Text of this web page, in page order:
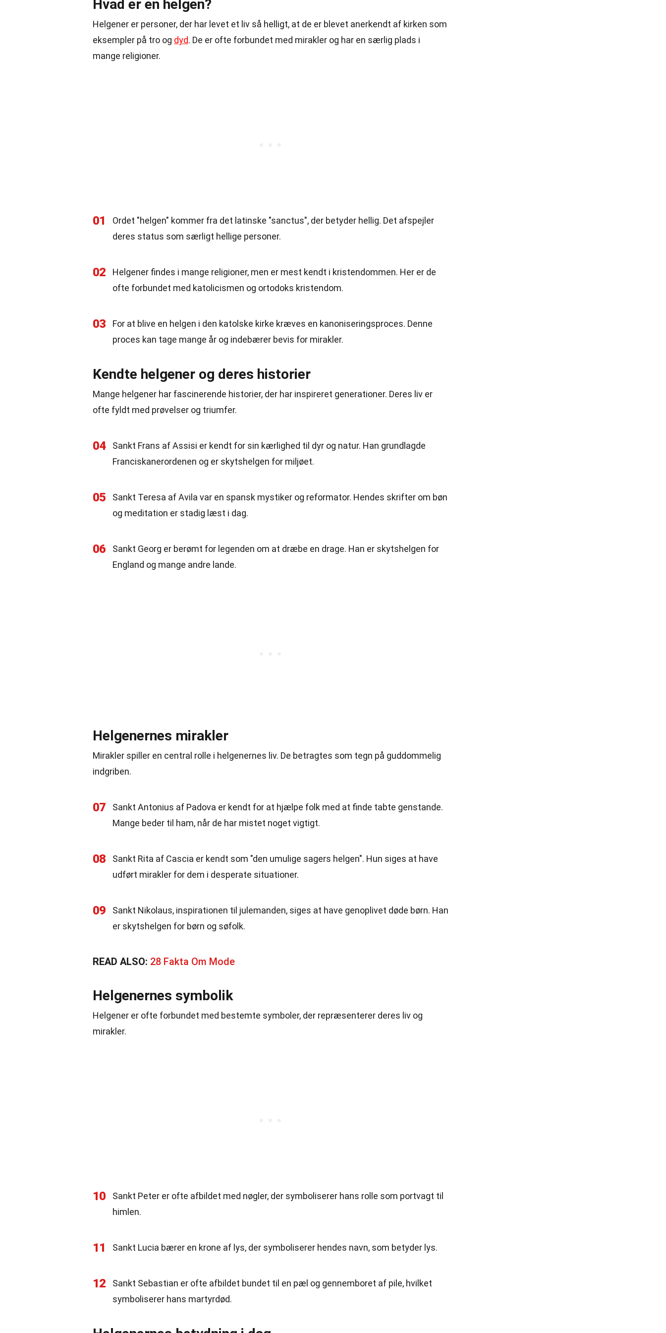
Hvad er en helgen?
Helgener er personer, der har levet et liv så helligt, at de er blevet anerkendt af kirken som
eksempler på tro og dyd. De er ofte forbundet med mirakler og har en særlig plads i
mange religioner.
01
Ordet "helgen" kommer fra det latinske "sanctus", der betyder hellig. Det afspejler
deres status som særligt hellige personer.
02
Helgener findes i mange religioner, men er mest kendt i kristendommen. Her er de
ofte forbundet med katolicismen og ortodoks kristendom.
03
For at blive en helgen i den katolske kirke kræves en kanoniseringsproces. Denne
proces kan tage mange år og indebærer bevis for mirakler.
Kendte helgener og deres historier
Mange helgener har fascinerende historier, der har inspireret generationer. Deres liv er
ofte fyldt med prøvelser og triumfer.
04
Sankt Frans af Assisi er kendt for sin kærlighed til dyr og natur. Han grundlagde
Franciskanerordenen og er skytshelgen for miljøet.
05
Sankt Teresa af Avila var en spansk mystiker og reformator. Hendes skrifter om bøn
og meditation er stadig læst i dag.
06
Sankt Georg er berømt for legenden om at dræbe en drage. Han er skytshelgen for
England og mange andre lande.
Helgenernes mirakler
Mirakler spiller en central rolle i helgenernes liv. De betragtes som tegn på guddommelig
indgriben.
07
Sankt Antonius af Padova er kendt for at hjælpe folk med at finde tabte genstande.
Mange beder til ham, når de har mistet noget vigtigt.
08
Sankt Rita af Cascia er kendt som "den umulige sagers helgen". Hun siges at have
udført mirakler for dem i desperate situationer.
09
Sankt Nikolaus, inspirationen til julemanden, siges at have genoplivet døde børn. Han
er skytshelgen for børn og søfolk.
READ ALSO: 28 Fakta Om Mode
Helgenernes symbolik
Helgener er ofte forbundet med bestemte symboler, der repræsenterer deres liv og
mirakler.
10
Sankt Peter er ofte afbildet med nøgler, der symboliserer hans rolle som portvagt til
himlen.
11 Sankt Lucia bærer en krone af lys, der symboliserer hendes navn, som betyder lys.
12
Sankt Sebastian er ofte afbildet bundet til en pæl og gennemboret af pile, hvilket
symboliserer hans martyrdød.